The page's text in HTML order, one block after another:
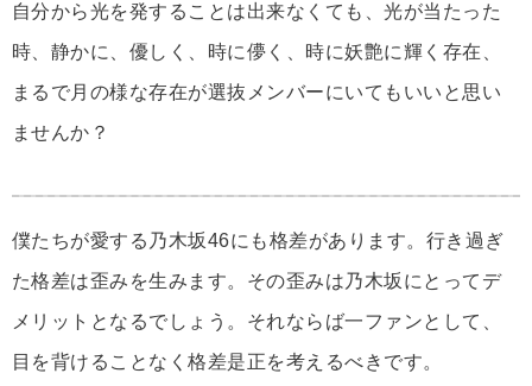
自分から光を発することは出来なくても、光が当たった
時、静かに、優しく、時に儚く、時に妖艶に輝く存在、
まるで月の様な存在が選抜メンバーにいてもいいと思い
ませんか？
僕たちが愛する乃木坂46にも格差があります。行き過ぎ
た格差は歪みを生みます。その歪みは乃木坂にとってデ
メリットとなるでしょう。それならば一ファンとして、
目を背けることなく格差是正を考えるべきです。